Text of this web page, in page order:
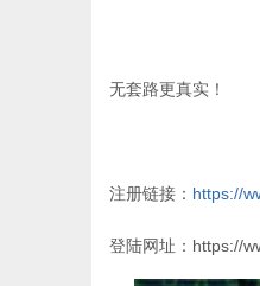
无套路更真实！
注册链接： https://
登陆网址：https://